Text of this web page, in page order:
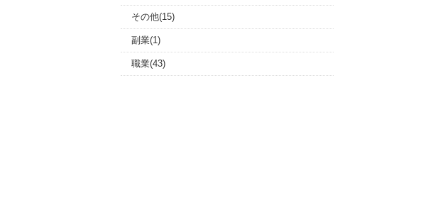
その他(15)
副業(1)
職業(43)